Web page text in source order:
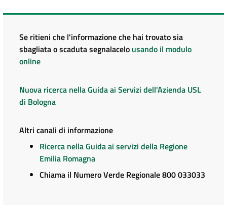
Se ritieni che l'informazione che hai trovato sia
sbagliata o scaduta segnalacelo usando il modulo
online
Nuova ricerca nella Guida ai Servizi dell'Azienda USL
di Bologna
Altri canali di informazione
Ricerca nella Guida ai servizi della Regione
Emilia Romagna
Chiama il Numero Verde Regionale 800 033033